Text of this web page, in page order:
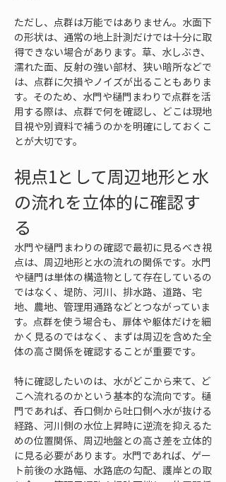
ただし、点群は万能ではありません。水面下
の形状は、通常の地上計測だけでは十分に取
得できない場合があります。草、水しぶき、
濡れた面、反射の強い部材、狭い暗所などで
は、点群に欠損やノイズが出ることもありま
す。そのため、水門や樋門まわりで点群を活
用する際は、点群で何を確認し、どこは現地
目視や別資料で補うのかを明確にしておくこ
とが大切です。
視点1として周辺地形と水
の流れを立体的に確認す
る
水門や樋門まわりの確認で最初に見るべき視
点は、周辺地形と水の流れの関係です。水門
や樋門は単体の構造物として存在しているの
ではなく、堤防、河川、排水路、道路、宅
地、農地、管理用通路などとつながっていま
す。点群を使う場合も、扉体や躯体だけを細
かく見るのではなく、まずは周辺を含めた全
体の高さ関係を確認することが重要です。
特に確認したいのは、水がどこから来て、ど
こへ流れるのかという基本的な流向です。樋
門であれば、呑口側から吐口側へ水が抜ける
経路、河川側の水位上昇時に逆流を抑えるた
めの位置関係、周辺地盤との高さ差を立体的
に見る必要があります。水門であれば、ゲー
ト前後の水路幅、水路底の勾配、護岸との取